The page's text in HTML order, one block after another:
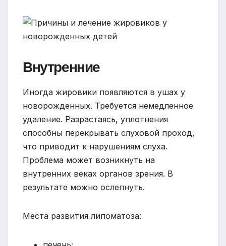
Внутренние
Иногда жировики появляются в ушах у
новорожденных. Требуется немедленное
удаление. Разрастаясь, уплотнения
способны перекрывать слуховой проход,
что приводит к нарушениям слуха.
Проблема может возникнуть на
внутренних веках органов зрения. В
результате можно ослепнуть.
Места развития липоматоза: